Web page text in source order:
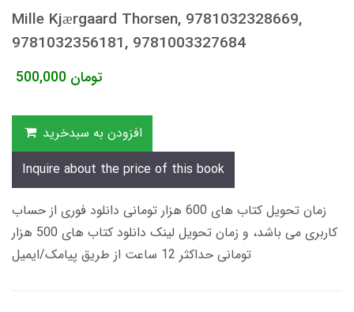
Mille Kjærgaard Thorsen, 9781032328669,
9781032356181, 9781003327684
500,000 تومان
افزودن به سبدخرید
Inquire about the price of this book
زمان تحویل کتاب های 600 هزار تومانی دانلود فوری از حساب
کاربری می باشد، و زمان تحویل لینک دانلود کتاب های 500 هزار
تومانی حداکثر 12 ساعت از طریق پیامک/ایمیل